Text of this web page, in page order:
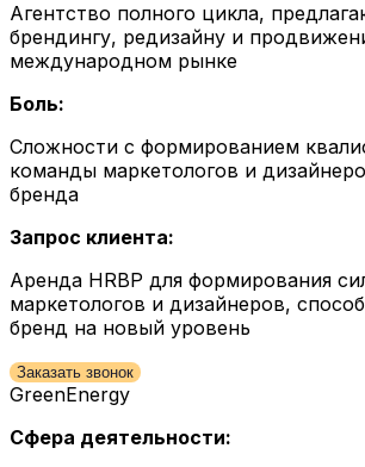
Агентство полного цикла,
брендингу, редизайну и
международном рынке
Боль:
Сложности с формированием
команды маркетологов и
бренда
Запрос клиента:
Аренда HRBP для формирования
маркетологов и дизайнеров,
бренд на новый уровень
Заказать звонок
GreenEnergy
Сфера деятельности: